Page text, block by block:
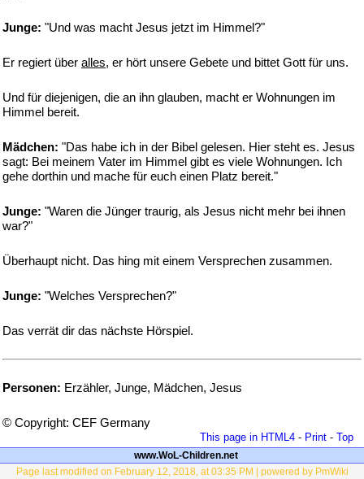
Junge: "Und was macht Jesus jetzt im Himmel?"
Er regiert über alles, er hört unsere Gebete und bittet Gott für uns.
Und für diejenigen, die an ihn glauben, macht er Wohnungen im
Himmel bereit.
Mädchen: "Das habe ich in der Bibel gelesen. Hier steht es. Jesus
sagt: Bei meinem Vater im Himmel gibt es viele Wohnungen. Ich
gehe dorthin und mache für euch einen Platz bereit."
Junge: "Waren die Jünger traurig, als Jesus nicht mehr bei ihnen
war?"
Überhaupt nicht. Das hing mit einem Versprechen zusammen.
Junge: "Welches Versprechen?"
Das verrät dir das nächste Hörspiel.
Personen: Erzähler, Junge, Mädchen, Jesus
© Copyright: CEF Germany
This page in HTML4 - Print - Top
www.WoL-Children.net
Page last modified on February 12, 2018, at 03:35 PM | powered by PmWiki